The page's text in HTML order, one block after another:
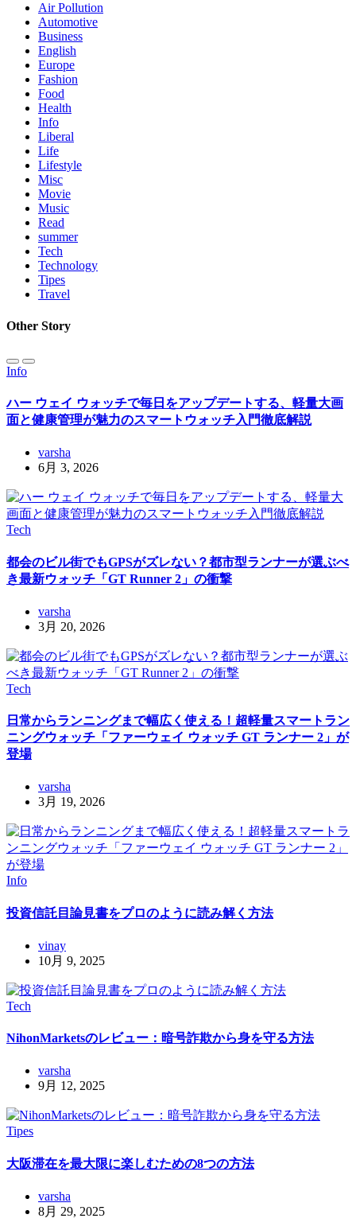
Air Pollution
Automotive
Business
English
Europe
Fashion
Food
Health
Info
Liberal
Life
Lifestyle
Misc
Movie
Music
Read
summer
Tech
Technology
Tipes
Travel
Other Story
Info
ハー ウェイ ウォッチで毎日をアップデートする、軽量大画
面と健康管理が魅力のスマートウォッチ入門徹底解説
varsha
6月 3, 2026
Tech
都会のビル街でもGPSがズレない？都市型ランナーが選ぶべ
き最新ウォッチ「GT Runner 2」の衝撃
varsha
3月 20, 2026
Tech
日常からランニングまで幅広く使える！超軽量スマートラン
ニングウォッチ「ファーウェイ ウォッチ GT ランナー 2」が
登場
varsha
3月 19, 2026
Info
投資信託目論見書をプロのように読み解く方法
vinay
10月 9, 2025
Tech
NihonMarketsのレビュー：暗号詐欺から身を守る方法
varsha
9月 12, 2025
Tipes
大阪滞在を最大限に楽しむための8つの方法
varsha
8月 29, 2025